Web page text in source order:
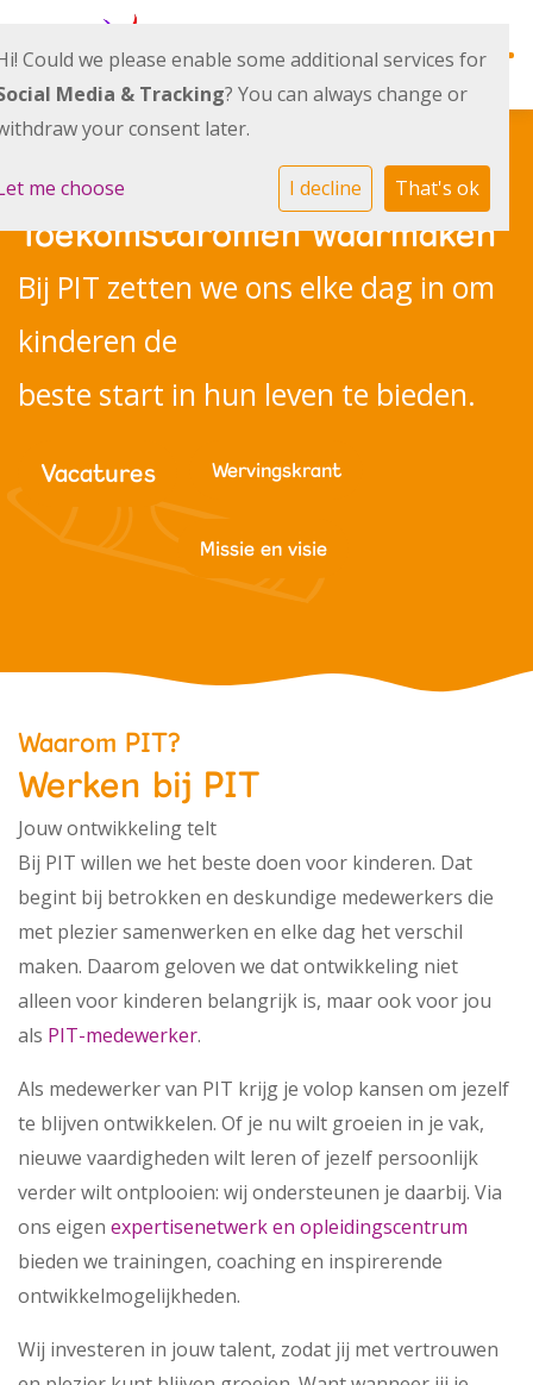
Ontwikkellijn
Alles over ons
Team
Werken bij PIT
Werken bij PIT kinderopvang &
onderwijs
Toekomstdromen waarmaken
Bij PIT zetten we ons elke dag in om
kinderen de
beste start in hun leven te bieden.
Vacatures Wervingskrant
Missie en visie
Waarom PIT?
Werken bij PIT
Jouw ontwikkeling telt
Bij PIT willen we het beste doen voor kinderen. Dat
begint bij betrokken en deskundige medewerkers die
met plezier samenwerken en elke dag het verschil
maken. Daarom geloven we dat ontwikkeling niet
alleen voor kinderen belangrijk is, maar ook voor jou
als PIT-medewerker.
Als medewerker van PIT krijg je volop kansen om jezelf
te blijven ontwikkelen. Of je nu wilt groeien in je vak,
nieuwe vaardigheden wilt leren of jezelf persoonlijk
verder wilt ontplooien: wij ondersteunen je daarbij. Via
ons eigen expertisenetwerk en opleidingscentrum
bieden we trainingen, coaching en inspirerende
ontwikkelmogelijkheden.
Wij investeren in jouw talent, zodat jij met vertrouwen
Could we please enable some additional services for
Media & Tracking? You can always change or
your consent later.
me choose I decline That's ok